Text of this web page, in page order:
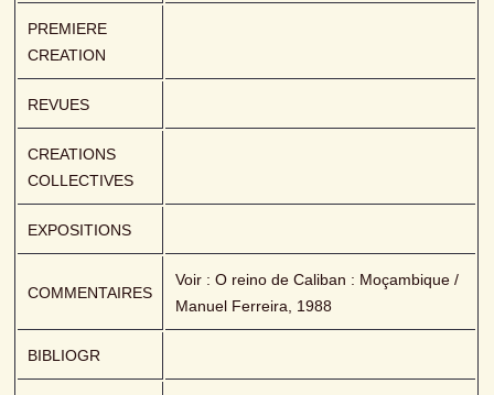
PREMIERE
CREATION
REVUES
CREATIONS
COLLECTIVES
EXPOSITIONS
COMMENTAIRES
Voir : O reino de Caliban : Moçambique /
Manuel Ferreira, 1988
BIBLIOGR